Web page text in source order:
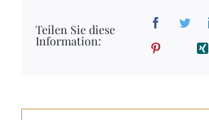
Teilen Sie diese
Information: